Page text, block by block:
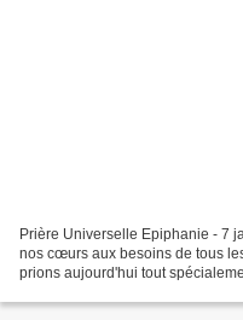
Prière Universelle Epiphanie - 7
nos cœurs aux besoins de tous
prions aujourd'hui tout